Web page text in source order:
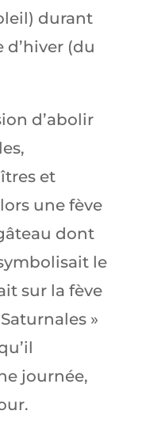
durant
d’hiver (du
d’abolir
et
une fève
dont
le
sur la fève
»
journée,